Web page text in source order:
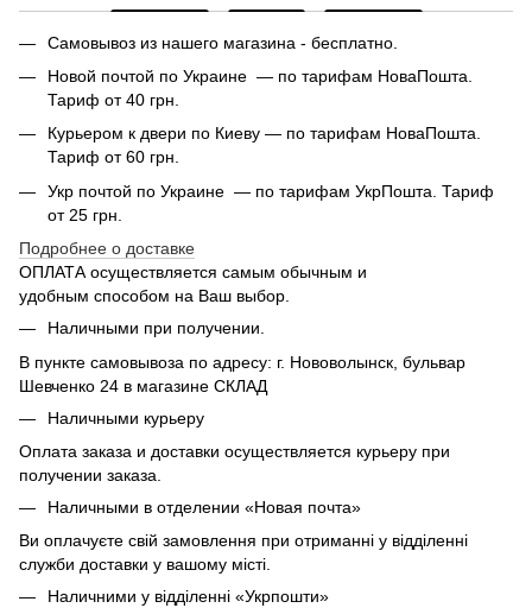
Самовывоз из нашего магазина - бесплатно.
Новой почтой по Украине — по тарифам НоваПошта.
Тариф от 40 грн.
Курьером к двери по Киеву — по тарифам НоваПошта.
Тариф от 60 грн.
Укр почтой по Украине — по тарифам УкрПошта. Тариф
от 25 грн.
Подробнее о доставке
ОПЛАТА осуществляется самым обычным и
удобным способом на Ваш выбор.
Наличными при получении.
В пункте самовывоза по адресу: г. Нововолынск, бульвар
Шевченко 24 в магазине СКЛАД
Наличными курьеру
Оплата заказа и доставки осуществляется курьеру при
получении заказа.
Наличными в отделении «Новая почта»
Ви оплачуєте свій замовлення при отриманні у відділенні
служби доставки у вашому місті.
Наличними у відділенні «Укрпошти»